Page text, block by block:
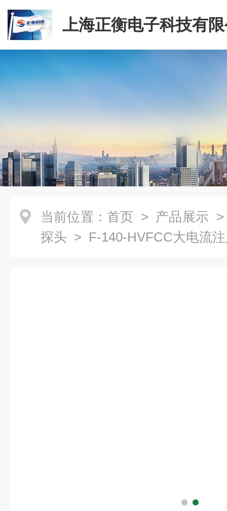
上海正衡电子科技有
当前位置： 首页 > 产品展示
探头 > F-140-HVFCC大电流